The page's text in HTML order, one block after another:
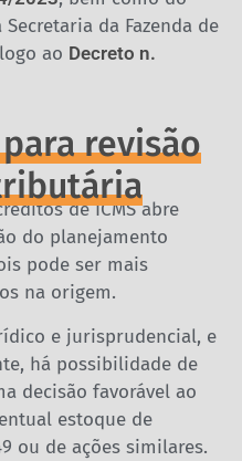
Secretaria da Fazenda de
ao Decreto n.
revisão
de ICMS abre
do planejamento
pode ser mais
na origem.
e jurisprudencial, e
há possibilidade de
decisão favorável ao
estoque de
ou de ações similares.